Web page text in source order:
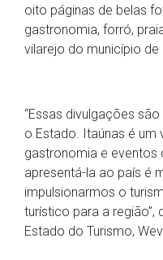
oito páginas de belas
gastronomia, forró,
vilarejo do município
“Essas divulgações
o Estado. Itaúnas é
gastronomia e eventos
apresentá-la ao país é
impulsionarmos o
turístico para a
Estado do Turismo,